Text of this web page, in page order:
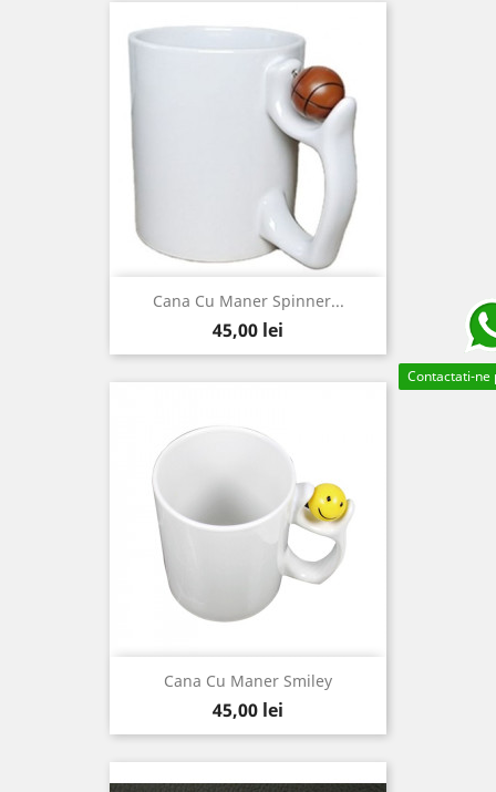
Cana Cu Maner Spinner...
Pret
45,00 lei
Cana Cu Maner Smiley
Pret
45,00 lei
Contactati-ne